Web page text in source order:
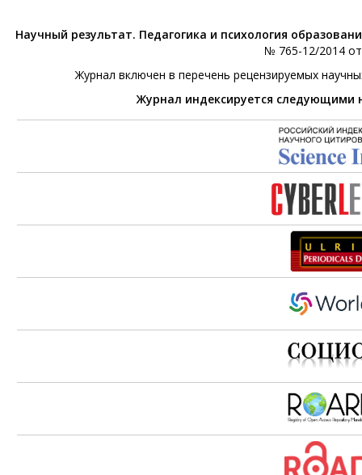
Научный результат. Педагогика и психология
№ 765-12/2014
Журнал включен в перечень рецензируемых
Журнал индексируется